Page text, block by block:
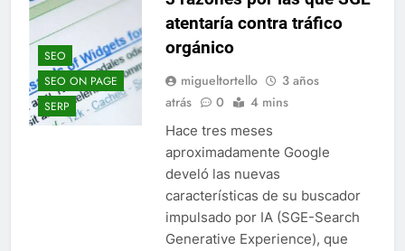
SEO
SEO ON PAGE
SERP
atentaría contra tráfico
orgánico
migueltortello
3 años
atrás
0 4 mins
Hace tres meses
aproximadamente Google
develó las nuevas
características de su buscador
impulsado por IA (SGE-Search
Generative Experience), que